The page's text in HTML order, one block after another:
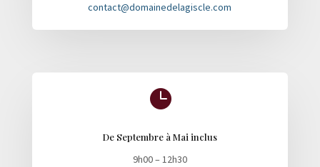
contact@domainedelagiscle.com

De Septembre à Mai inclus
9h00 – 12h30